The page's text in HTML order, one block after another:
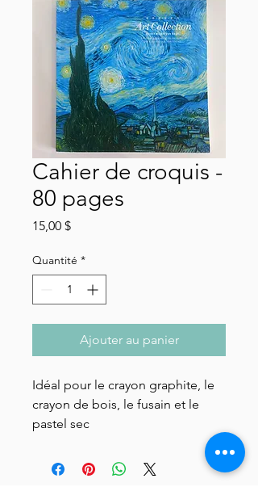
Cahier de croquis -
80 pages
15,00 $Prix
Quantité *
Ajouter au panier
Idéal pour le crayon graphite, le
crayon de bois, le fusain et le
pastel sec